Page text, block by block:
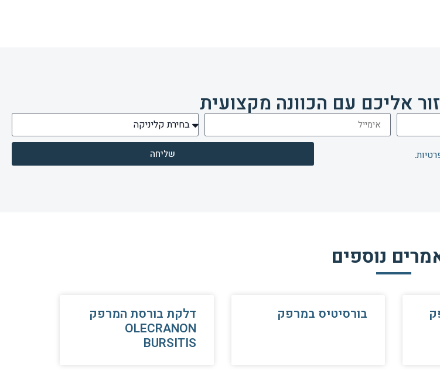
אליכם עם הכוונה מקצועית
. שליחה
נוספים
בורסיטיס במרפק
דלקת בורסת המרפק
OLECRANON
BURSITIS